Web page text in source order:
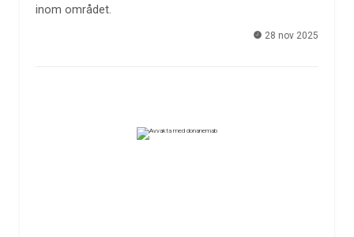
inom området.
28 nov 2025